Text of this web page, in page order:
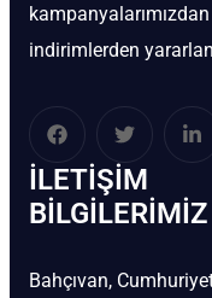
indirimlerden
İLETIŞIM
BİLGILERIMIZ
Bahçıvan,